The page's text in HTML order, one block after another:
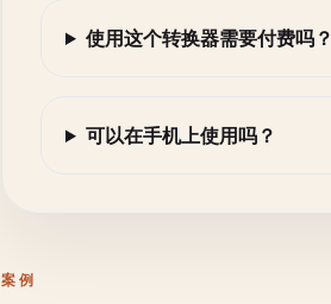
使用这个转换器需要付费吗？
可以在手机上使用吗？
案例